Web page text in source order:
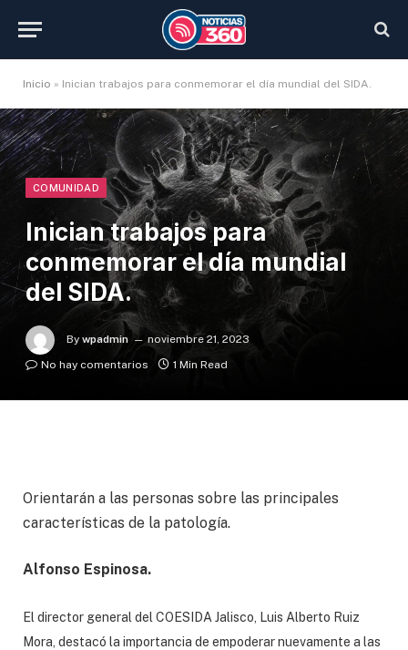
Inicio » Inician trabajos para conmemorar el día mundial del SIDA.
COMUNIDAD
Inician trabajos para
conmemorar el día mundial
del SIDA.
By wpadmin
noviembre 21, 2023
No hay comentarios
1 Min Read
Orientarán a las personas sobre las principales
características de la patología.
Alfonso Espinosa.
El director general del COESIDA Jalisco, Luis Alberto Ruiz
Mora, destacó la importancia de empoderar nuevamente a las